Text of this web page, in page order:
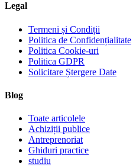
Legal
Termeni și Condiții
Politica de Confidențialitate
Politica Cookie-uri
Politica GDPR
Solicitare Ștergere Date
Blog
Toate articolele
Achiziții publice
Antreprenoriat
Ghiduri practice
studiu